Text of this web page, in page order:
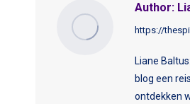
Author:
https://
Liane
blog een
ontdekken